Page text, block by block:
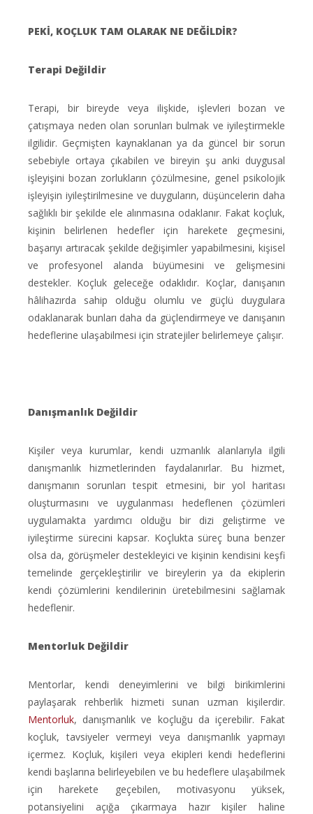
PEKİ, KOÇLUK TAM OLARAK NE DEĞİLDİR?
Terapi Değildir
Terapi, bir bireyde veya ilişkide, işlevleri bozan ve
çatışmaya neden olan sorunları bulmak ve iyileştirmekle
ilgilidir. Geçmişten kaynaklanan ya da güncel bir sorun
sebebiyle ortaya çıkabilen ve bireyin şu anki duygusal
işleyişini bozan zorlukların çözülmesine, genel psikolojik
işleyişin iyileştirilmesine ve duyguların, düşüncelerin daha
sağlıklı bir şekilde ele alınmasına odaklanır. Fakat koçluk,
kişinin belirlenen hedefler için harekete geçmesini,
başarıyı artıracak şekilde değişimler yapabilmesini, kişisel
ve profesyonel alanda büyümesini ve gelişmesini
destekler. Koçluk geleceğe odaklıdır. Koçlar, danışanın
hâlihazırda sahip olduğu olumlu ve güçlü duygulara
odaklanarak bunları daha da güçlendirmeye ve danışanın
hedeflerine ulaşabilmesi için stratejiler belirlemeye çalışır.
Danışmanlık Değildir
Kişiler veya kurumlar, kendi uzmanlık alanlarıyla ilgili
danışmanlık hizmetlerinden faydalanırlar. Bu hizmet,
danışmanın sorunları tespit etmesini, bir yol haritası
oluşturmasını ve uygulanması hedeflenen çözümleri
uygulamakta yardımcı olduğu bir dizi geliştirme ve
iyileştirme sürecini kapsar. Koçlukta süreç buna benzer
olsa da, görüşmeler destekleyici ve kişinin kendisini keşfi
temelinde gerçekleştirilir ve bireylerin ya da ekiplerin
kendi çözümlerini kendilerinin üretebilmesini sağlamak
hedeflenir.
Mentorluk Değildir
Mentorlar, kendi deneyimlerini ve bilgi birikimlerini
paylaşarak rehberlik hizmeti sunan uzman kişilerdir.
Mentorluk, danışmanlık ve koçluğu da içerebilir. Fakat
koçluk, tavsiyeler vermeyi veya danışmanlık yapmayı
içermez. Koçluk, kişileri veya ekipleri kendi hedeflerini
kendi başlarına belirleyebilen ve bu hedeflere ulaşabilmek
için harekete geçebilen, motivasyonu yüksek,
potansiyelini açığa çıkarmaya hazır kişiler haline